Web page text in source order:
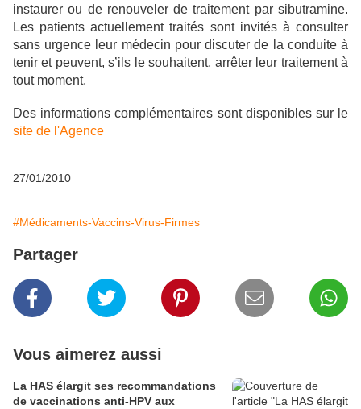
instaurer ou de renouveler de traitement par sibutramine.
Les patients actuellement traités sont invités à consulter
sans urgence leur médecin pour discuter de la conduite à
tenir et peuvent, s’ils le souhaitent, arrêter leur traitement à
tout moment.
Des informations complémentaires sont disponibles sur le
site de l'Agence
27/01/2010
#Médicaments-Vaccins-Virus-Firmes
Partager
Vous aimerez aussi
La HAS élargit ses recommandations
de vaccinations anti-HPV aux